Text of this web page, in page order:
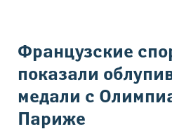
Вы здесь
Французские
показали
медали с
Париже